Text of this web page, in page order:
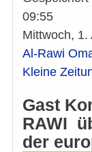
09:55
Mittwoch, 1.
Al-Rawi
Kleine
Gast
RAWI
der